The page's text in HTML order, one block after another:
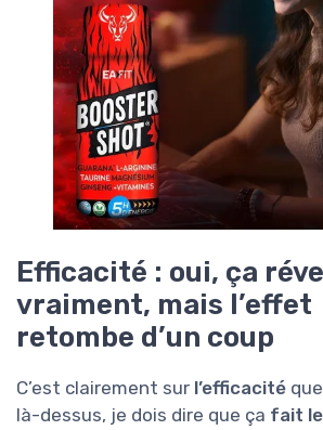
Efficacité : oui, ça
vraiment, mais l’effet
retombe d’un coup
C’est clairement sur l’efficacité
là-dessus, je dois dire que ça fait